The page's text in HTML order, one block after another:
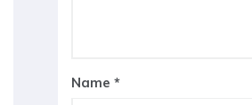
Name *